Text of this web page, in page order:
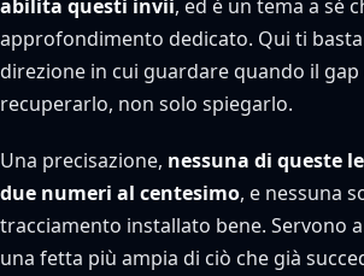
abilita questi invii, ed è un tema a sé
approfondimento dedicato. Qui ti basta
direzione in cui guardare quando il gap
recuperarlo, non solo spiegarlo.
Una precisazione, nessuna di queste
due numeri al centesimo, e nessuna
tracciamento installato bene. Servono
una fetta più ampia di ciò che già